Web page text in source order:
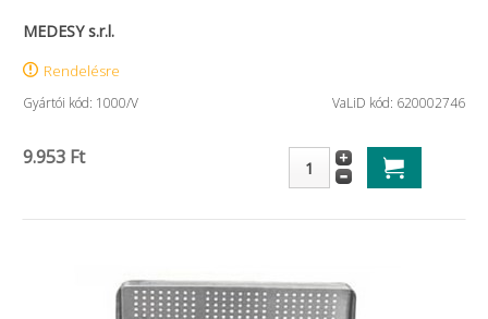
MEDESY s.r.l.
Rendelésre
Gyártói kód: 1000/V VaLiD kód: 620002746
9.953 Ft